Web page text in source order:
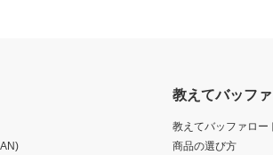
教えてバッフ
教えてバッファロー
商品の選び方